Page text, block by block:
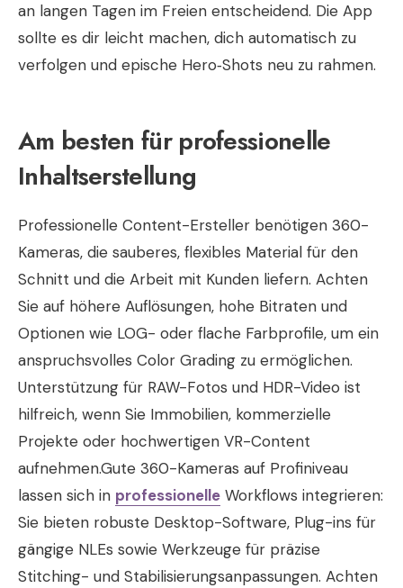
an langen Tagen im Freien entscheidend. Die App
sollte es dir leicht machen, dich automatisch zu
verfolgen und epische Hero‑Shots neu zu rahmen.
Am besten für professionelle
Inhaltserstellung
Professionelle Content-Ersteller benötigen 360-
Kameras, die sauberes, flexibles Material für den
Schnitt und die Arbeit mit Kunden liefern. Achten
Sie auf höhere Auflösungen, hohe Bitraten und
Optionen wie LOG- oder flache Farbprofile, um ein
anspruchsvolles Color Grading zu ermöglichen.
Unterstützung für RAW-Fotos und HDR-Video ist
hilfreich, wenn Sie Immobilien, kommerzielle
Projekte oder hochwertigen VR-Content
aufnehmen.Gute 360-Kameras auf Profiniveau
lassen sich in professionelle Workflows integrieren:
Sie bieten robuste Desktop-Software, Plug-ins für
gängige NLEs sowie Werkzeuge für präzise
Stitching- und Stabilisierungsanpassungen. Achten